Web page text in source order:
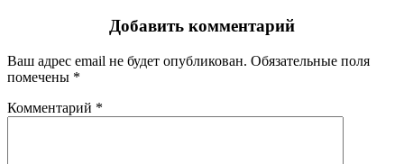
Добавить комментарий
Ваш адрес email не будет опубликован. Обязательные поля
помечены *
Комментарий *